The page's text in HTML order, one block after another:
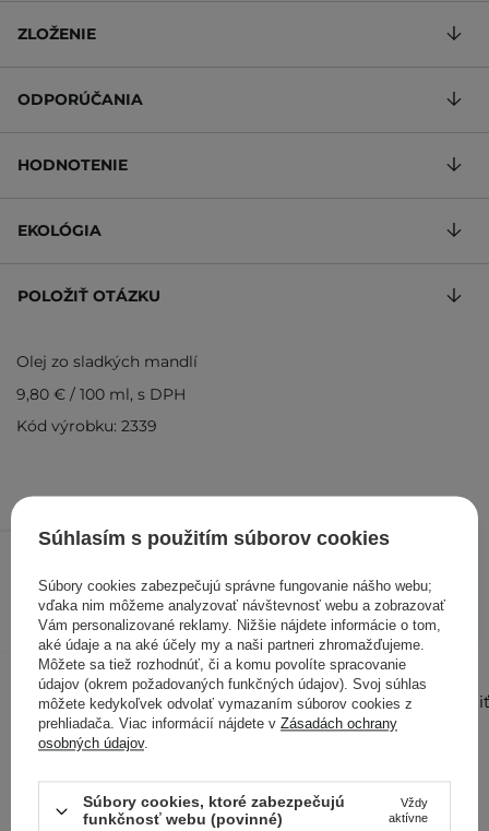
4,90 € /ks
PRIDAŤ DO KOŠÍKA
ZLOŽENIE
ODPORÚČANIA
HODNOTENIE
EKOLÓGIA
POLOŽIŤ OTÁZKU
Olej zo sladkých mandlí
9,80 € / 100 ml, s DPH
Kód výrobku: 2339
Kontrolovali aj ďalší zákazníci
Zobraziť
Súhlasím s použitím súborov cookies
Súbory cookies zabezpečujú správne fungovanie nášho webu;
vďaka nim môžeme analyzovať návštevnosť webu a zobrazovať
Vám personalizované reklamy. Nižšie nájdete informácie o tom,
aké údaje a na aké účely my a naši partneri zhromažďujeme.
Môžete sa tiež rozhodnúť, či a komu povolíte spracovanie
údajov (okrem požadovaných funkčných údajov). Svoj súhlas
môžete kedykoľvek odvolať vymazaním súborov cookies z
prehliadača. Viac informácií nájdete v Zásadách ochrany
osobných údajov.
Súbory cookies, ktoré zabezpečujú
funkčnosť webu (povinné)
Vždy
aktívne